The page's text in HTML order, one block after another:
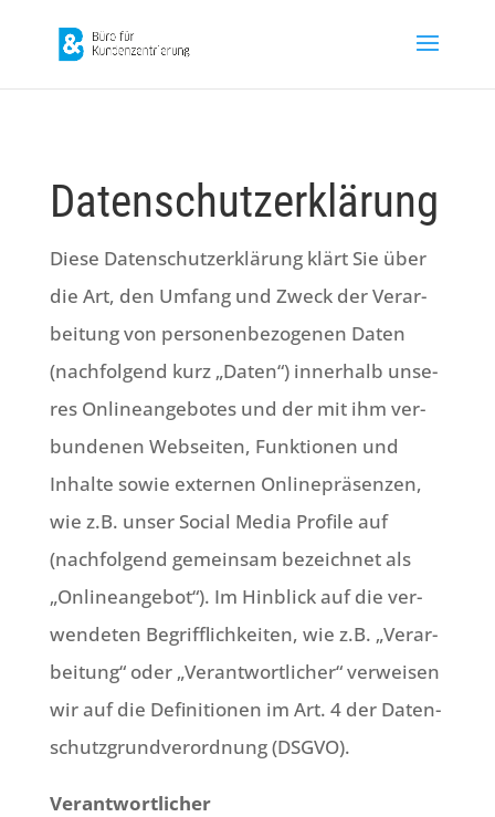
Datenschutzerklärung
Die­se Daten­schutz­er­klä­rung klärt Sie über
die Art, den Umfang und Zweck der Ver­ar­
bei­tung von per­so­nen­be­zo­ge­nen Daten
(nach­fol­gend kurz „Daten“) inner­halb unse­
res Online­an­ge­bo­tes und der mit ihm ver­
bun­de­nen Web­sei­ten, Funk­tio­nen und
Inhal­te sowie exter­nen Online­prä­sen­zen,
wie z.B. unser Social Media Pro­fi­le auf
(nach­fol­gend gemein­sam bezeich­net als
„Online­an­ge­bot“). Im Hin­blick auf die ver­
wen­de­ten Begriff­lich­kei­ten, wie z.B. „Ver­ar­
bei­tung“ oder „Ver­ant­wort­li­cher“ ver­wei­sen
wir auf die Defi­ni­tio­nen im Art. 4 der Daten­
schutz­grund­ver­ord­nung (DSGVO).
Ver­ant­wort­li­cher